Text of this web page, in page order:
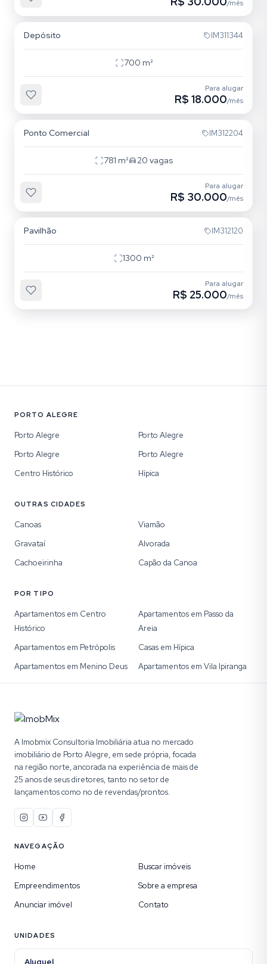
/mês
Depósito IM311344
700 m²
Para alugar
R$ 18.000/mês
Ponto Comercial IM312204
781 m² 20 vagas
Para alugar
R$ 30.000/mês
Pavilhão IM312120
1300 m²
Para alugar
R$ 25.000/mês
PORTO ALEGRE
Porto Alegre
Porto Alegre
Porto Alegre
Porto Alegre
Centro Histórico
Hípica
OUTRAS CIDADES
Canoas
Viamão
Gravataí
Alvorada
Cachoeirinha
Capão da Canoa
POR TIPO
Apartamentos em Centro
Histórico
Apartamentos em Passo da
Areia
Apartamentos em Petrópolis
Casas em Hípica
Apartamentos em Menino Deus
Apartamentos em Vila Ipiranga
A Imobmix Consultoria Imobiliária atua no mercado
imobiliário de Porto Alegre, em sede própria, focada
na região norte, ancorada na experiência de mais de
25 anos de seus diretores, tanto no setor de
lançamentos como no de revendas/prontos.
NAVEGAÇÃO
Home
Buscar imóveis
Empreendimentos
Sobre a empresa
Anunciar imóvel
Contato
UNIDADES
Aluguel